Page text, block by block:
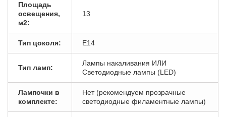
Площадь
освещения,
м2:
13
Тип цоколя: E14
Тип ламп:
Лампы накаливания ИЛИ
Светодиодные лампы (LED)
Лампочки в
комплекте:
Нет (рекомендуем прозрачные
светодиодные филаментные лампы)